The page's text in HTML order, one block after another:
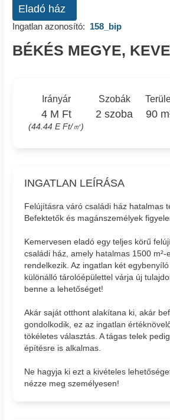
Eladó ház
Ingatlan azonosító: 158_bip
BÉKÉS MEGYE,
Irányár
4 M Ft
(44.44 E Ft/㎡)
Szobák
2 szoba 90
INGATLAN LEÍRÁSA
Felújításra váró családi ház hatalmas
Befektetők és magánszemélyek
Kemervesen eladó egy teljes körű
családi ház, amely hatalmas 1500 m²-
rendelkezik. Az ingatlan két
különálló tárolóépülettel várja új
benne a lehetőséget!
Akár saját otthont alakítana ki, akár
gondolkodik, ez az ingatlan
tökéletes választás. A tágas telek
építésre is alkalmas.
Ne hagyja ki ezt a kivételes
nézze meg személyesen!